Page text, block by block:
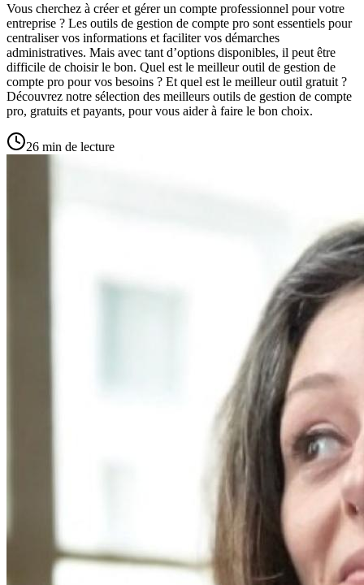
Vous cherchez à créer et gérer un compte professionnel pour votre
entreprise ? Les outils de gestion de compte pro sont essentiels pour
centraliser vos informations et faciliter vos démarches
administratives. Mais avec tant d’options disponibles, il peut être
difficile de choisir le bon. Quel est le meilleur outil de gestion de
compte pro pour vos besoins ? Et quel est le meilleur outil gratuit ?
Découvrez notre sélection des meilleurs outils de gestion de compte
pro, gratuits et payants, pour vous aider à faire le bon choix.
26 min de lecture